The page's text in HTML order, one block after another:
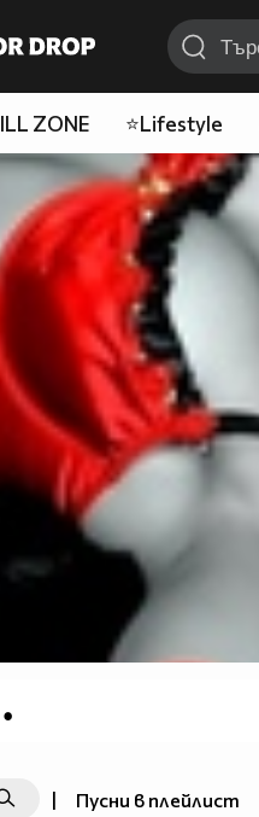
ZONE ⭐Lifestyle
| Пусни в плейлист